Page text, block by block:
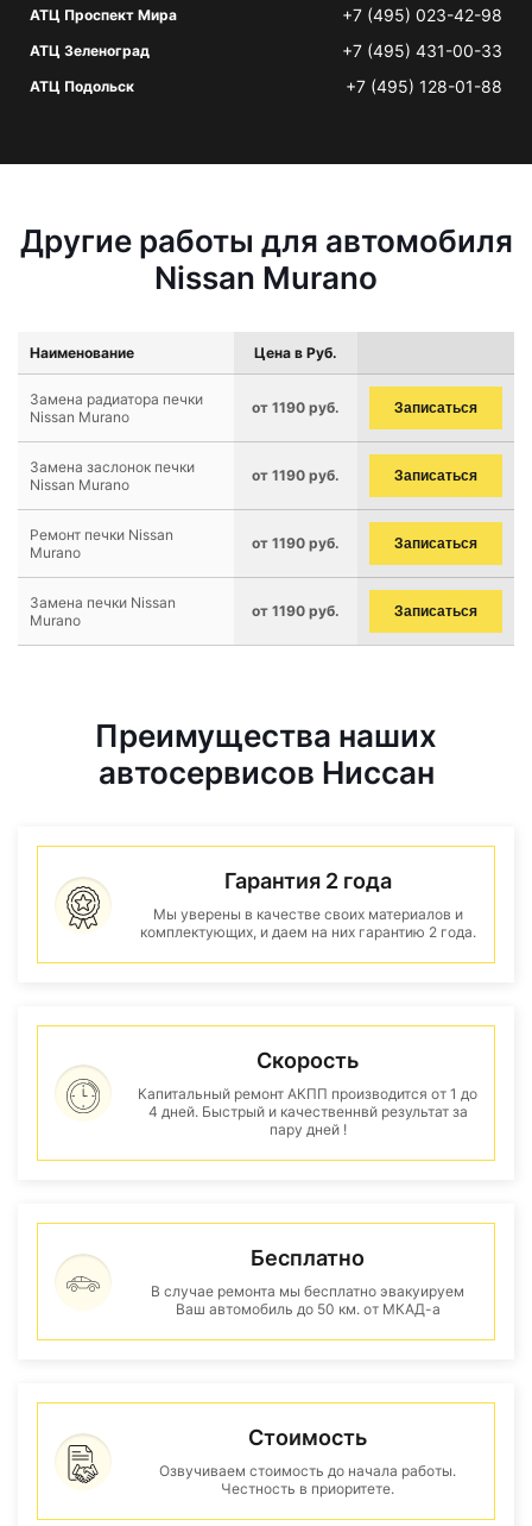
АТЦ Проспект Мира +7 (495) 023-42-98
АТЦ Зеленоград +7 (495) 431-00-33
АТЦ Подольск +7 (495) 128-01-88
Другие работы для автомобиля
Nissan Murano
Наименование Цена в Руб.
Замена радиатора печки
Nissan Murano
от 1190 руб. Записаться
Замена заслонок печки
Nissan Murano
от 1190 руб. Записаться
Ремонт печки Nissan
Murano
от 1190 руб. Записаться
Замена печки Nissan
Murano
от 1190 руб. Записаться
Преимущества наших
автосервисов Ниссан
Гарантия 2 года
Мы уверены в качестве своих материалов и
комплектующих, и даем на них гарантию 2 года.
Скорость
Капитальный ремонт АКПП производится от 1 до
4 дней. Быстрый и качественнвй результат за
пару дней !
Бесплатно
В случае ремонта мы бесплатно эвакуируем
Ваш автомобиль до 50 км. от МКАД-а
Стоимость
Озвучиваем стоимость до начала работы.
Честность в приоритете.